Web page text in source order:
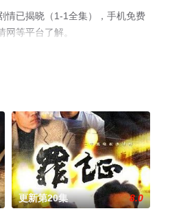
情已揭晓（1-1全集），手机免费
等平台了解。
更新第20集 8.0